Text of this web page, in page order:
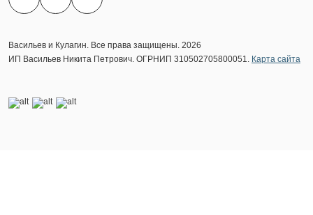
Васильев и Кулагин. Все права защищены. 2026
ИП Васильев Никита Петрович. ОГРНИП 310502705800051. Карта сайта